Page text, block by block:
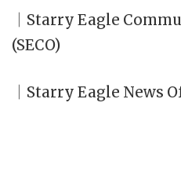
｜Starry Eagle
(SECO)
｜Starry Eagle News